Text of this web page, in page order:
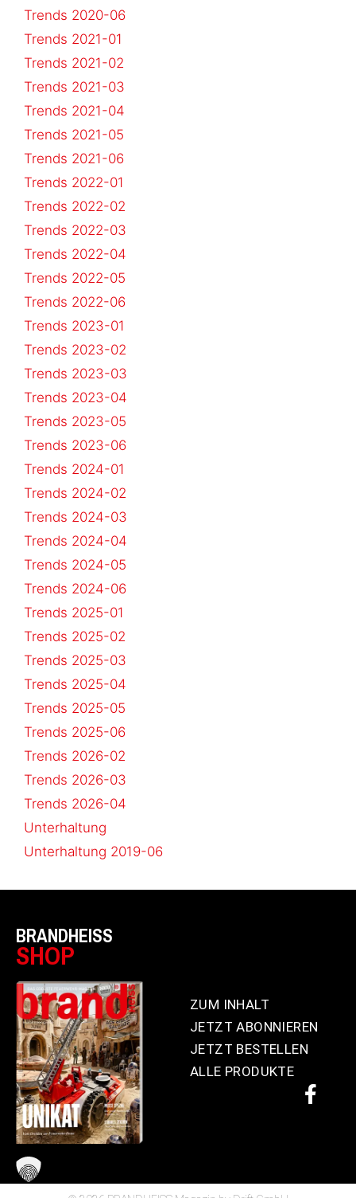
Trends 2020-06
Trends 2021-01
Trends 2021-02
Trends 2021-03
Trends 2021-04
Trends 2021-05
Trends 2021-06
Trends 2022-01
Trends 2022-02
Trends 2022-03
Trends 2022-04
Trends 2022-05
Trends 2022-06
Trends 2023-01
Trends 2023-02
Trends 2023-03
Trends 2023-04
Trends 2023-05
Trends 2023-06
Trends 2024-01
Trends 2024-02
Trends 2024-03
Trends 2024-04
Trends 2024-05
Trends 2024-06
Trends 2025-01
Trends 2025-02
Trends 2025-03
Trends 2025-04
Trends 2025-05
Trends 2025-06
Trends 2026-02
Trends 2026-03
Trends 2026-04
Unterhaltung
Unterhaltung 2019-06
BRANDHEISS
SHOP
ZUM INHALT
JETZT ABONNIEREN
JETZT BESTELLEN
ALLE PRODUKTE